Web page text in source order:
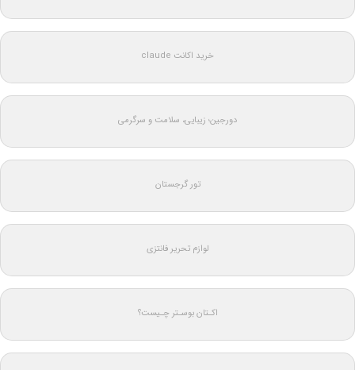
خرید اکانت claude
دورجین؛ زیبایی، سلامت و سرگرمی
تور گرجستان
لوازم تحریر فانتزی
اکـتان بوسـتر چـیست؟